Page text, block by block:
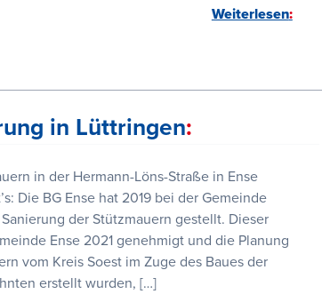
Weiterlesen
in Lüttringen
in der Hermann-Löns-Straße in Ense
Die BG Ense hat 2019 bei der Gemeinde
der Stützmauern gestellt. Dieser
Ense 2021 genehmigt und die Planung
vom Kreis Soest im Zuge des Baues der
erstellt wurden, […]